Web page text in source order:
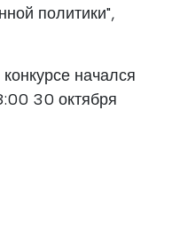
политики",
начался
30 октября